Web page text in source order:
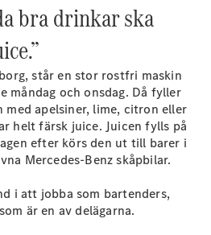
bra drinkar ska
står en stor rostfri maskin
måndag och onsdag. Då fyller
med apelsiner, lime, citron eller
helt färsk juice. Juicen fylls på
efter körs den ut till barer i
Mercedes-Benz skåpbilar.
i att jobba som bartenders,
är en av delägarna.